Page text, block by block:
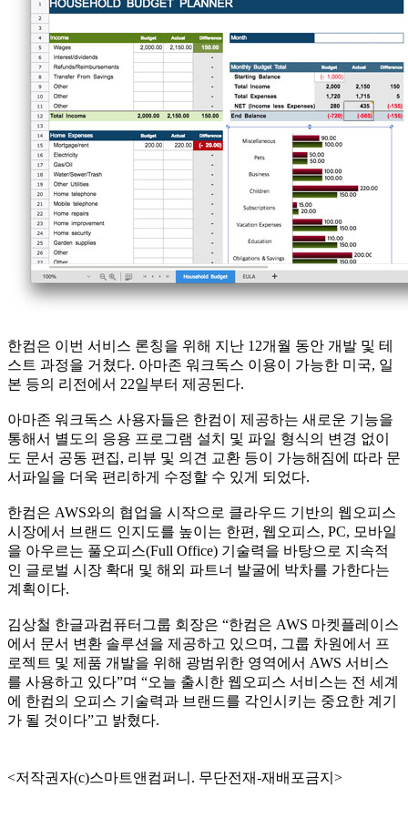
한컴은 이번 서비스 론칭을 위해 지난 12개월 동안 개발 및 테
스트 과정을 거쳤다. 아마존 워크독스 이용이 가능한 미국, 일
본 등의 리전에서 22일부터 제공된다.
아마존 워크독스 사용자들은 한컴이 제공하는 새로운 기능을
통해서 별도의 응용 프로그램 설치 및 파일 형식의 변경 없이
도 문서 공동 편집, 리뷰 및 의견 교환 등이 가능해짐에 따라 문
서파일을 더욱 편리하게 수정할 수 있게 되었다.
한컴은 AWS와의 협업을 시작으로 클라우드 기반의 웹오피스
시장에서 브랜드 인지도를 높이는 한편, 웹오피스, PC, 모바일
을 아우르는 풀오피스(Full Office) 기술력을 바탕으로 지속적
인 글로벌 시장 확대 및 해외 파트너 발굴에 박차를 가한다는
계획이다.
김상철 한글과컴퓨터그룹 회장은 “한컴은 AWS 마켓플레이스
에서 문서 변환 솔루션을 제공하고 있으며, 그룹 차원에서 프
로젝트 및 제품 개발을 위해 광범위한 영역에서 AWS 서비스
를 사용하고 있다”며 “오늘 출시한 웹오피스 서비스는 전 세계
에 한컴의 오피스 기술력과 브랜드를 각인시키는 중요한 계기
가 될 것이다”고 밝혔다.
<저작권자(c)스마트앤컴퍼니. 무단전재-재배포금지>